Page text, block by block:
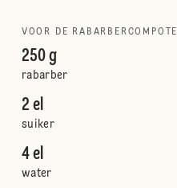
VOOR DE RABARBERCOMPOTE
250 g
rabarber
2 el
suiker
4 el
water